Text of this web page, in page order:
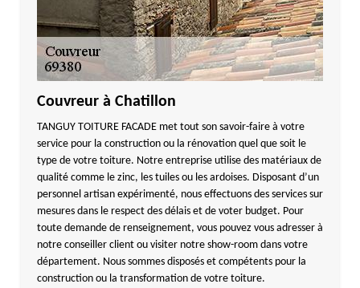
Couvreur à Chatillon
TANGUY TOITURE FACADE met tout son savoir-faire à votre
service pour la construction ou la rénovation quel que soit le
type de votre toiture. Notre entreprise utilise des matériaux de
qualité comme le zinc, les tuiles ou les ardoises. Disposant d’un
personnel artisan expérimenté, nous effectuons des services sur
mesures dans le respect des délais et de voter budget. Pour
toute demande de renseignement, vous pouvez vous adresser à
notre conseiller client ou visiter notre show-room dans votre
département. Nous sommes disposés et compétents pour la
construction ou la transformation de votre toiture.